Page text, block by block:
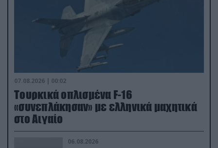
07.08.2026 | 00:02
Τουρκικά οπλισμένα F-16
«συνεπλάκησαν» με ελληνικά μαχητικά
στο Αιγαίο
06.08.2026